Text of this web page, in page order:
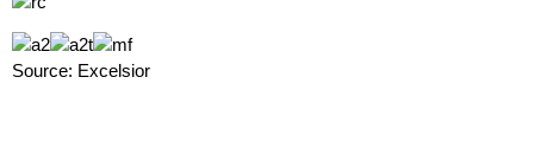
Source: Excelsior